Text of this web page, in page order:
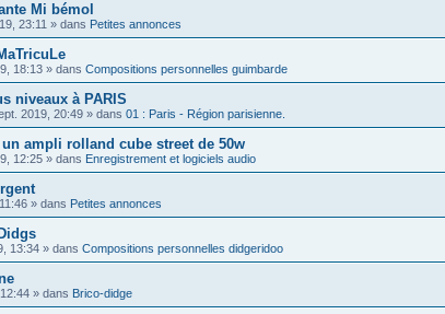
Mi bémol
23:11 » dans Petites annonces
18:13 » dans Compositions personnelles guimbarde
niveaux à PARIS
2019, 20:49 » dans 01 : Paris - Région parisienne.
ampli rolland cube street de 50w
12:25 » dans Enregistrement et logiciels audio
» dans Petites annonces
13:34 » dans Compositions personnelles didgeridoo
» dans Brico-didge